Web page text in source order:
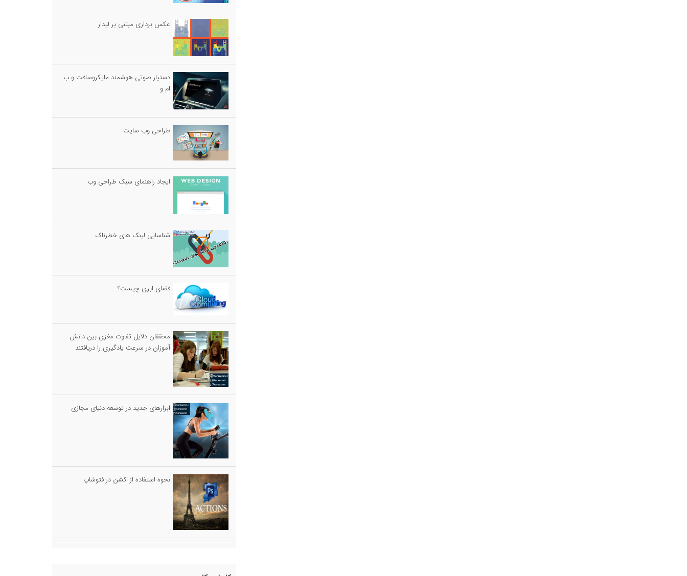
عکس برداری مبتنی بر لیدار
دستیار صوتی هوشمند مایکروسافت و ب
ام و
طراحی وب سایت
ایجاد راهنمای سبک طراحی وب
شناسایی لینک های خطرناک
فضای ابری چیست؟
محققان دلایل تفاوت مغزی بین دانش
آموزان در سرعت یادگیری را دریافتند
ابزارهای جدید در توسعه دنیای مجازی
نحوه استفاده از اکشن در فتوشاپ